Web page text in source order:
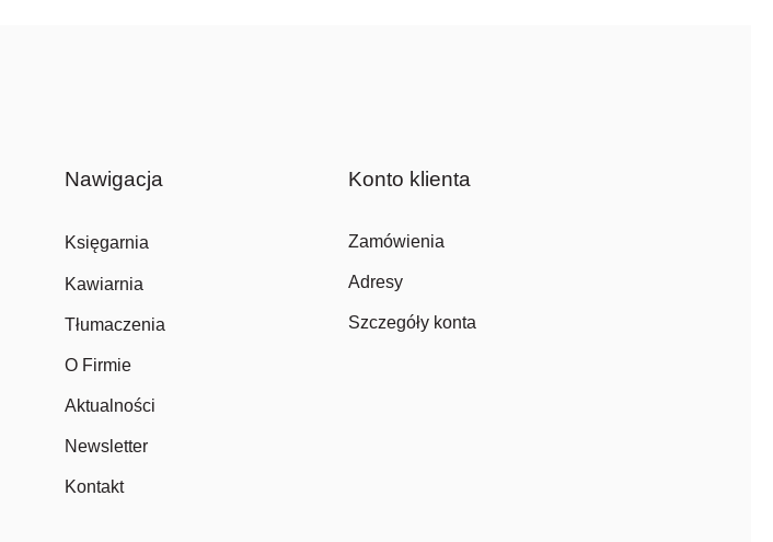
Nawigacja
Księgarnia
Kawiarnia
Tłumaczenia
O Firmie
Aktualności
Newsletter
Kontakt
Konto klienta
Zamówienia
Adresy
Szczegóły konta